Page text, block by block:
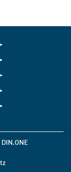
DIN.ONE